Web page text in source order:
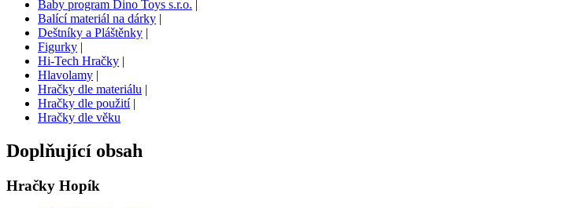
Baby program Dino Toys s.r.o. |
Balící materiál na dárky |
Deštníky a Pláštěnky |
Figurky |
Hi-Tech Hračky |
Hlavolamy |
Hračky dle materiálu |
Hračky dle použití|
Hračky dle věku
Doplňující obsah
Hračky Hopík